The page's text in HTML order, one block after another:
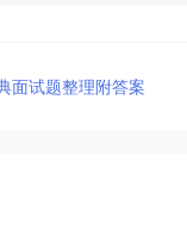
面试题整理附答案